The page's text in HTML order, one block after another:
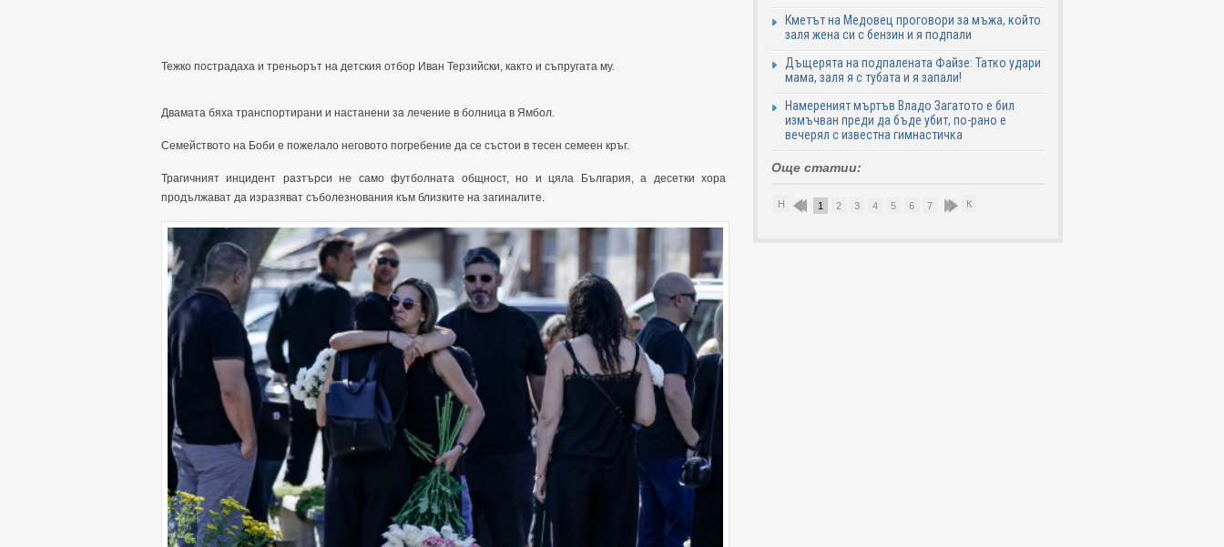
Тежко пострадаха и треньорът на детския отбор Иван Терзийски, както и съпругата му.
Двамата бяха транспортирани и настанени за лечение в болница в Ямбол.
Семейството на Боби е пожелало неговото погребение да се състои в тесен семеен кръг.
Трагичният инцидент разтърси не само футболната общност, но и цяла България, а десетки хора
продължават да изразяват съболезнования към близките на загиналите.
Кметът на Медовец проговори за мъжа, който
заля жена си с бензин и я подпали
Дъщерята на подпалената Файзе: Татко удари
мама, заля я с тубата и я запали!
Намереният мъртъв Владо Загатото е бил
измъчван преди да бъде убит, по-рано е
вечерял с известна гимнастичка
Още статии:
Н 1 2 3 4 5 6 7 8 9К